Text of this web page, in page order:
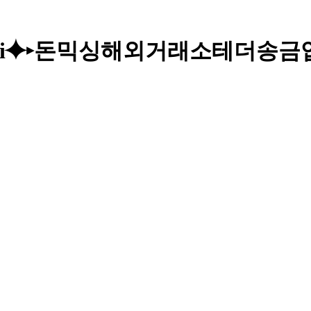
돈믹싱해외거래소테더송금